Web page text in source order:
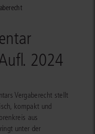
2024
Vergaberecht stellt
kompakt und
aus
unter der